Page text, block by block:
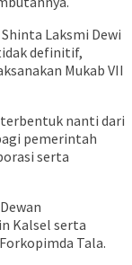
Laksmi Dewi
definitif,
Mukab VII
terbentuk nanti dari
pemerintah
serta
Kalsel serta
Tala.